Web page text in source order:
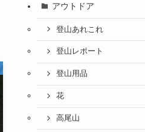
アウトドア
登山あれこれ
登山レポート
登山用品
花
高尾山